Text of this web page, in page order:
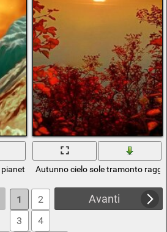
nello spazio
Autunno cielo sole tramonto
Avanti
1
2
3
4